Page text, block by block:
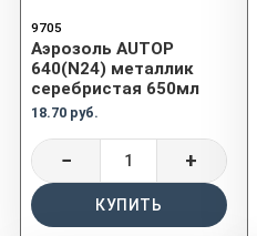
9705
Аэрозоль AUTOP
640(N24) металлик
серебристая 650мл
18.70 руб.
− +
КУПИТЬ